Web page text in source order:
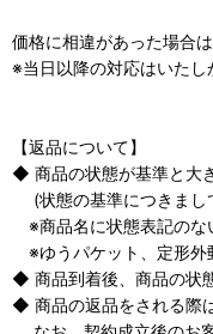
価格に相違があった場合
※当日以降の対応はいたし
【返品について】
◆ 商品の状態が基準と大
(状態の基準につきまし
※商品名に状態表記のな
※ゆうパケット、定形外
◆ 商品到着後、商品の状
◆ 商品の返品をされる際